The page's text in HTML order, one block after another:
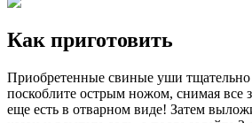
Как приготовить
Приобретенные свиные уши
поскоблите острым ножом, снимая все
еще есть в отварном виде! Затем